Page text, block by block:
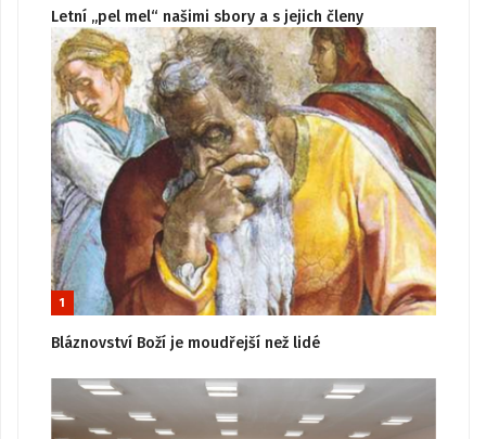
Letní „pel mel“ našimi sbory a s jejich členy
1
Bláznovství Boží je moudřejší než lidé